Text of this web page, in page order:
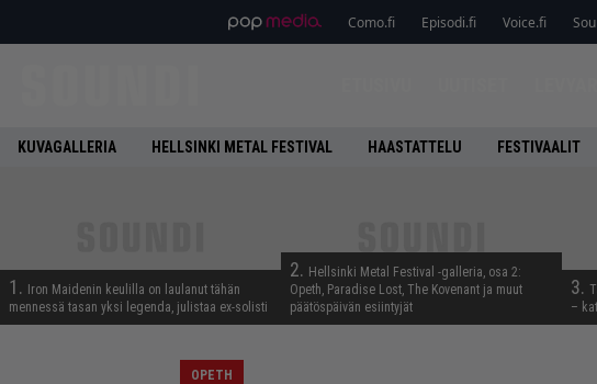
Como.fi Episodi.fi Voice.fi
KUVAGALLERIA HELLSINKI METAL FESTIVAL HAASTATTELU FESTIVAALIT
1.
Iron Maidenin keulilla on laulanut tähän
mennessä tasan yksi legenda, julistaa ex-solisti
2. Hellsinki Metal Festival -galleria, osa 2:
Opeth, Paradise Lost, The Kovenant ja muut
päätöspäivän esiintyjät
3.
–
OPETH